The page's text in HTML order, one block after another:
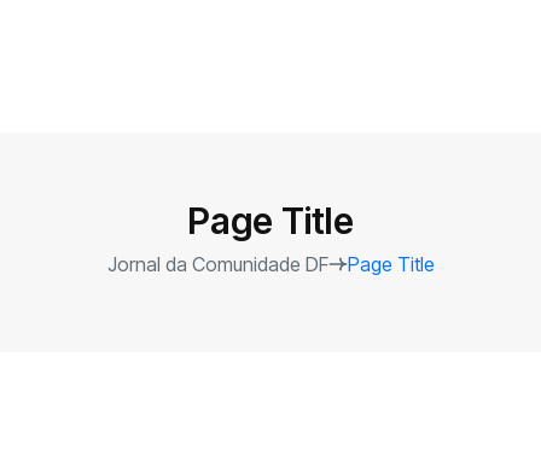
Page Title
Jornal da Comunidade DF Page Title